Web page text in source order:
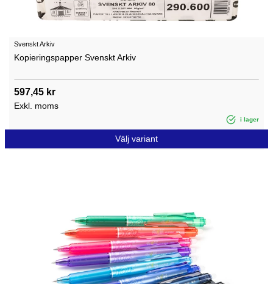
Svenskt Arkiv
Kopieringspapper Svenskt Arkiv
597,45 kr
Exkl. moms
i lager
Välj variant